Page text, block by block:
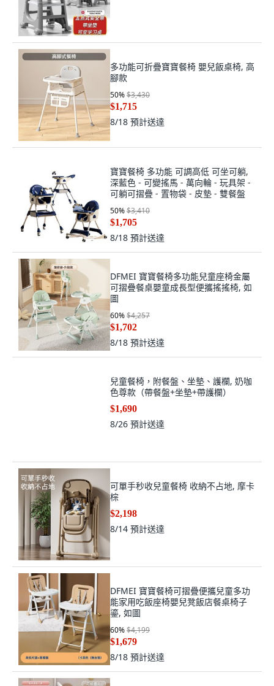
多功能可折疊寶寶餐椅 嬰兒飯桌椅, 高
腳款
50%$3,430
$1,715
8/18 預計送達
寶寶餐椅 多功能 可調高低 可坐可躺,
深藍色 - 可變搖馬 - 萬向輪 - 玩具架 -
可躺可摺疊 - 置物袋 - 皮墊 - 雙餐盤
50%$3,410
$1,705
8/18 預計送達
DFMEI 寶寶餐椅多功能兒童座椅金屬
可摺疊餐桌嬰童成長型便攜搖搖椅, 如
圖
60%$4,257
$1,702
8/18 預計送達
兒童餐椅，附餐盤、坐墊、護欄, 奶咖
色尊款（帶餐盤+坐墊+帶護欄）
$1,690
8/26 預計送達
可單手秒收兒童餐椅 收納不占地, 摩卡
棕
$2,198
8/14 預計送達
DFMEI 寶寶餐椅可摺疊便攜兒童多功
能家用吃飯座椅嬰兒凳飯店餐桌椅子
鎏, 如圖
60%$4,199
$1,679
8/18 預計送達